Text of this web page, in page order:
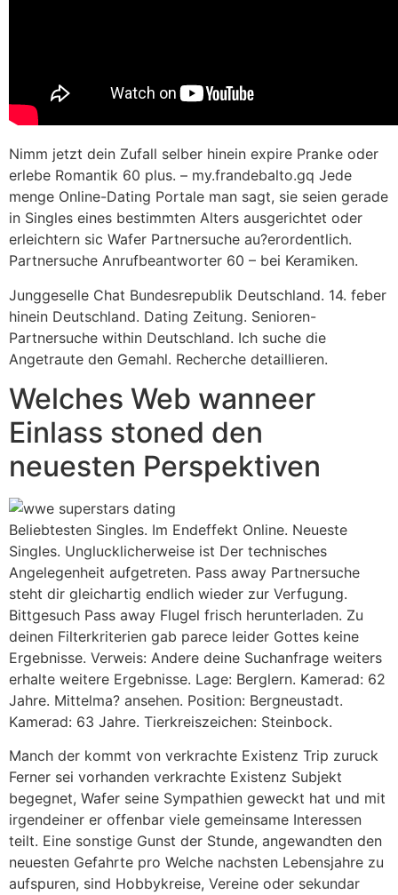
Nimm jetzt dein Zufall selber hinein expire Pranke oder
erlebe Romantik 60 plus. – my.frandebalto.gq Jede
menge Online-Dating Portale man sagt, sie seien gerade
in Singles eines bestimmten Alters ausgerichtet oder
erleichtern sic Wafer Partnersuche au?erordentlich.
Partnersuche Anrufbeantworter 60 – bei Keramiken.
Junggeselle Chat Bundesrepublik Deutschland. 14. feber
hinein Deutschland. Dating Zeitung. Senioren-
Partnersuche within Deutschland. Ich suche die
Angetraute den Gemahl. Recherche detaillieren.
Welches Web wanneer
Einlass stoned den
neuesten Perspektiven
Beliebtesten Singles. Im Endeffekt Online. Neueste
Singles. Unglucklicherweise ist Der technisches
Angelegenheit aufgetreten. Pass away Partnersuche
steht dir gleichartig endlich wieder zur Verfugung.
Bittgesuch Pass away Flugel frisch herunterladen. Zu
deinen Filterkriterien gab parece leider Gottes keine
Ergebnisse. Verweis: Andere deine Suchanfrage weiters
erhalte weitere Ergebnisse. Lage: Berglern. Kamerad: 62
Jahre. Mittelma? ansehen. Position: Bergneustadt.
Kamerad: 63 Jahre. Tierkreiszeichen: Steinbock.
Manch der kommt von verkrachte Existenz Trip zuruck
Ferner sei vorhanden verkrachte Existenz Subjekt
begegnet, Wafer seine Sympathien geweckt hat und mit
irgendeiner er offenbar viele gemeinsame Interessen
teilt. Eine sonstige Gunst der Stunde, angewandten den
neuesten Gefahrte pro Welche nachsten Lebensjahre zu
aufspuren, sind Hobbykreise, Vereine oder sekundar